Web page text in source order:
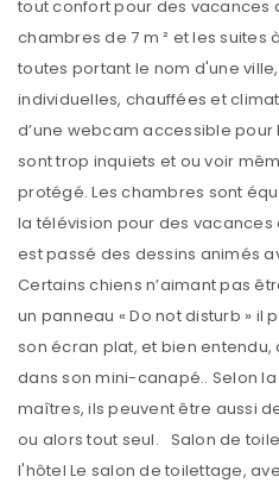
tout confort pour des vacances
chambres de 7 m ² et les suites
toutes portant le nom d'une ville,
individuelles, chauffées et
d’une webcam accessible pour
sont trop inquiets et ou voir
protégé. Les chambres sont
la télévision pour des vacances
est passé des dessins animés
Certains chiens n’aimant pas
un panneau « Do not disturb »
son écran plat, et bien
dans son mini-canapé.. Selon
maîtres, ils peuvent être aussi
ou alors tout seul. Salon de
l'hôtel Le salon de toilettage,